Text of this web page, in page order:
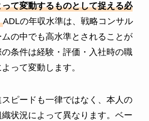
て変動するものとして捉える必
ADLの年収水準は、戦略コンサル
の中でも高水準とされることが
条件は経験・評価・入社時の職
って変動します。
ピードも一律ではなく、本人の
状況によって異なります。ベー